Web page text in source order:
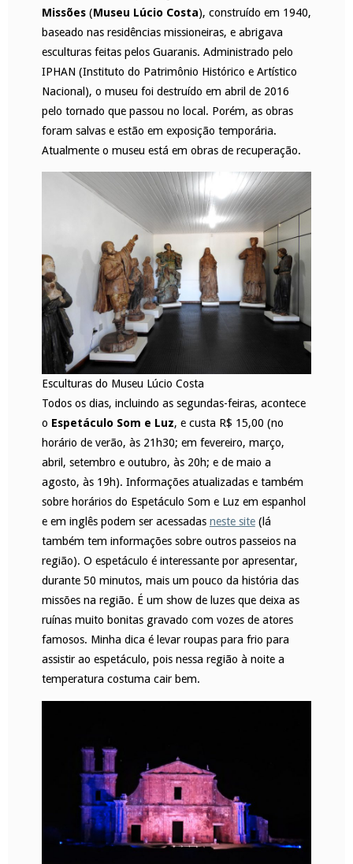
Missões(Museu Lúcio Costa), construído em 1940,
baseado nas residências missioneiras, e abrigava
esculturas feitas pelos Guaranis. Administrado pelo
IPHAN (Instituto do Patrimônio Histórico e Artístico
Nacional), o museu foi destruído em abril de 2016
pelo tornado que passou no local. Porém, as obras
foram salvas e estão em exposição temporária.
Atualmente o museu está em obras de recuperação.
Esculturas do Museu Lúcio Costa
Todos os dias, incluindo as segundas-feiras, acontece
o Espetáculo Som e Luz, e custa R$ 15,00 (no
horário de verão, às 21h30; em fevereiro, março,
abril, setembro e outubro, às 20h; e de maio a
agosto, às 19h). Informações atualizadas e também
sobre horários do Espetáculo Som e Luz em espanhol
e em inglês podem ser acessadas neste site(lá
também tem informações sobre outros passeios na
região). O espetáculo é interessante por apresentar,
durante 50 minutos, mais um pouco da história das
missões na região. É um show de luzes que deixa as
ruínas muito bonitas gravado com vozes de atores
famosos. Minha dica é levar roupas para frio para
assistir ao espetáculo, pois nessa região à noite a
temperatura costuma cair bem.